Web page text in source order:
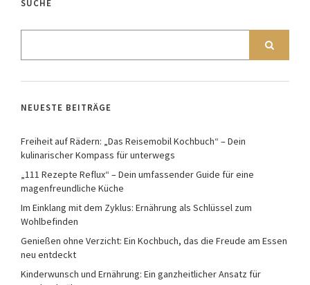
SUCHE
NEUESTE BEITRÄGE
Freiheit auf Rädern: „Das Reisemobil Kochbuch“ – Dein
kulinarischer Kompass für unterwegs
„111 Rezepte Reflux“ – Dein umfassender Guide für eine
magenfreundliche Küche
Im Einklang mit dem Zyklus: Ernährung als Schlüssel zum
Wohlbefinden
Genießen ohne Verzicht: Ein Kochbuch, das die Freude am Essen
neu entdeckt
Kinderwunsch und Ernährung: Ein ganzheitlicher Ansatz für